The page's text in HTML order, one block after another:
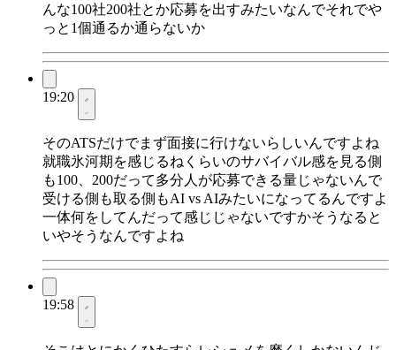
んな100社200社とか応募を出すみたいなんでそれでや
っと1個通るか通らないか
19:20
そのATSだけでまず面接に行けないらしいんですよね
就職氷河期を感じるねくらいのサバイバル感を見る側
も100、200だって多分人が応募できる量じゃないんで
受ける側も取る側もAI vs AIみたいになってるんですよ
一体何をしてんだって感じじゃないですかそうなると
いやそうなんですよね
19:58